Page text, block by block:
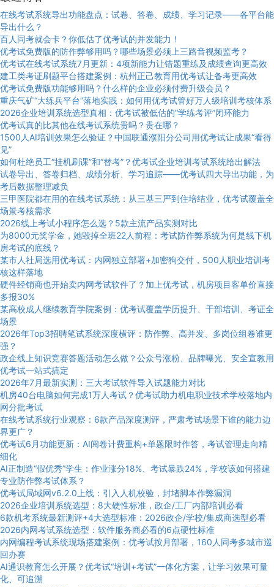
在线考试系统导出功能盘点：试卷、答卷、成绩、学习记录——各平台能
导出什么？
百人同考就会卡？你低估了优考试的并发能力！
优考试免费版的防作弊够用吗？哪些场景必须上三路音视频监考？
优考试在线考试系统7月更新：4项新能力让错题重练及成绩查询更高效
建工类考证刷题平台搭建案例：杭州正己教育用优考试让备考更高效
优考试免费版功能够用吗？什么样的企业必须付费升级会员？
重庆气矿“大练兵平台”落地实践：如何用优考试管好万人级培训考核体系
2026企业培训系统选型真相：优考试被低估的“学练考评”闭环能力
优考试真的比其他在线考试系统贵吗？贵在哪？
1500人AI培训效果怎么验证？中国联通濮阳分公司用优考试让成果“看得
见”
如何杜绝员工“挂机刷课”和“替考”？优考试企业培训考试系统给出解法
试卷导出、答卷归档、成绩分析、学习追踪——优考试四大导出功能，为
考后数据整理减负
三甲医院都在用的在线考试系统：从三基三严到住培结业，优考试覆盖全
场景考核需求
2026线上考试小程序怎么选？5款主流产品实测对比
为8000元奖学金，她毁掉全班22人前程：考试防作弊系统为何是线下机
房考试的底线？
某市人社局选用优考试：内网独立部署+加密狗交付，500人职业培训考
核这样落地
硬件经销商也开始卖内网考试软件了？加上优考试，机房项目客单价直接
多报30%
某高校成人继续教育学院案例：优考试覆盖学历提升、干部培训、考证全
场景
2026年Top3招聘笔试系统深度横评：防作弊、高并发、多岗位组卷谁更
强？
政企线上知识竞赛答题活动怎么做？公众号涨粉、品牌曝光、安全宣教用
优考试一站式搞定
2026年7月最新实测：三大考试软件导入试题能力对比
机房40台电脑如何完成1万人考试？优考试助力机电职业技术学校落地内
网分批考试
在线考试系统行业观察：6款产品深度测评，严肃考试场景下谁的能力边
界更广？
优考试6月功能更新：AI阅卷计费重构+单题限时作答，考试管理走向精
细化
AI正制造“假优秀”学生：作业涨分18%、考试暴跌24%，学校该如何搭建
专业防作弊考试体系？
优考试局域网v6.2.0上线：引入人机校验，封堵脚本作弊漏洞
2026企业培训系统选型：8大硬性标准，政企/工厂内部培训必看
6款机考系统最新测评+4大选型标准：2026政企/学校/集成商选型必看
2026内网考试系统选型：软件服务商必看的6点硬性标准
内网编程考试系统现场搭建案例：优考试按月部署，160人同考多城市巡
回办赛
AI通识教育怎么开展？优考试“培训+考试”一体化方案，让学习效果可量
化、可追溯